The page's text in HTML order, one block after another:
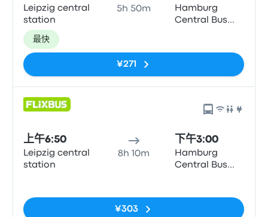
Leipzig central
station
5h 50m
Hamburg
Central Bus
最快
¥271
上午6:50
Leipzig central
station
8h 10m
下午3:00
Hamburg
Central Bus
¥303